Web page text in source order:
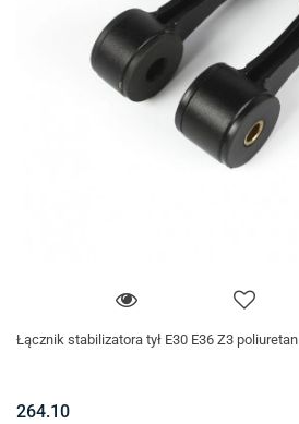
Łącznik stabilizatora tył E30 E36 Z3 poliuretan
264.10